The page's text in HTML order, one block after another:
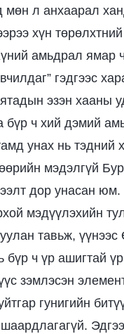
л анхаарал
хүн
амьдрал ямар ч
гэдгээс
эзэн хааны
бүр ч хий дэмий
унах нь тэдний
мэдэлгүй
дор унасан
мэдүүлэхийн
тавьж,
бүр ч үр ашигтай
зэмлэсэн
гунигийн